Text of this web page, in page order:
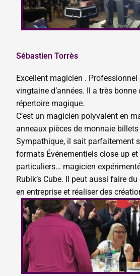
Sébastien Torrès
Excellent magicien . Professionnel
vingtaine d’années. Il a très
répertoire magique.
C’est un magicien polyvalent en
anneaux pièces de monnaie billets
Sympathique, il sait parfaitement
formats Événementiels close up
particuliers… magicien
Rubik’s Cube. Il peut aussi faire
en entreprise et réaliser des